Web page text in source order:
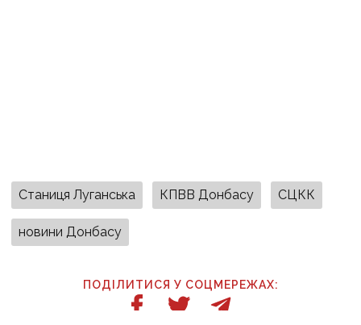
Станиця Луганська КПВВ Донбасу СЦКК
новини Донбасу
ПОДІЛИТИСЯ У СОЦМЕРЕЖАХ: